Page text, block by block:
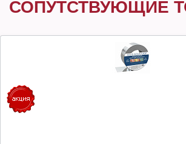
СОПУТСТВУЮЩИЕ